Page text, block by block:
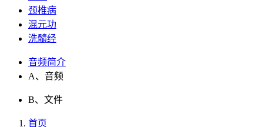
颈椎病
混元功
洗髓经
音频简介
A、音频
B、文件
首页